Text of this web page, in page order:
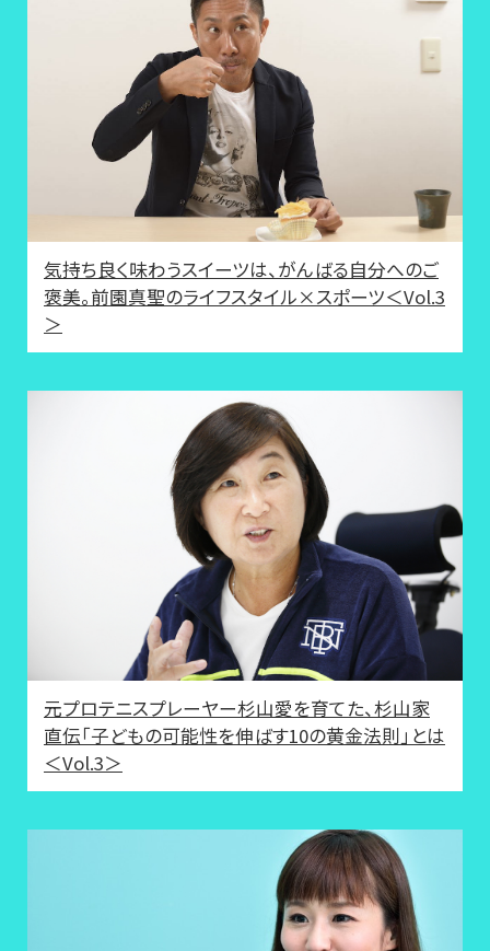
気持ち良く味わうスイーツは、がんばる自分へのご
褒美。前園真聖のライフスタイル×スポーツ＜Vol.3
＞
元プロテニスプレーヤー杉山愛を育てた、杉山家
直伝「子どもの可能性を伸ばす10の黄金法則」とは
＜Vol.3＞